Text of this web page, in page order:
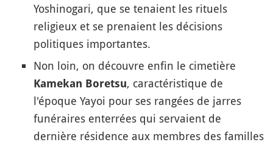
Yoshinogari, que se tenaient les rituels
religieux et se prenaient les décisions
politiques importantes.
Non loin, on découvre enfin le cimetière
Kamekan Boretsu, caractéristique de
l'époque Yayoi pour ses rangées de jarres
funéraires enterrées qui servaient de
dernière résidence aux membres des familles